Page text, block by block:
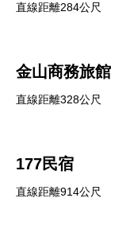
直線距離284公尺
金山商務旅館
直線距離328公尺
177民宿
直線距離914公尺